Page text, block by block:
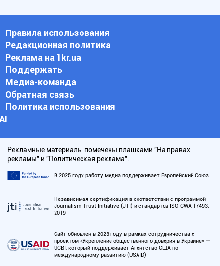
Правила использования
Редакционная политика
Реклама на 1kr.ua
Поддержать
Медиа-команда
Обратная связь
Политика использования
АI
Рекламные материалы помечены плашками "На правах
рекламы" и "Политическая реклама".
В 2025 году работу медиа поддерживает Европейский Союз
Независимая сертификация в соответствии с программой
Journalism Trust Initiative (JTI) и стандартов ISO CWA 17493:
2019
Сайт обновлен в 2023 году в рамках сотрудничества с
проектом «Укрепление общественного доверия в Украине» —
UCBI, который поддерживает Агентство США по
международному развитию (USAID)